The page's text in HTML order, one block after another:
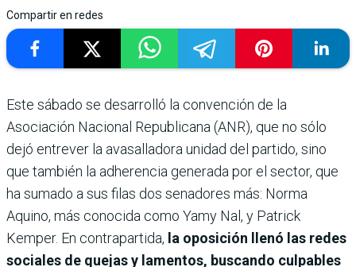
Compartir en redes
Este sábado se desarrolló la convención de la
Asociación Nacional Republicana (ANR), que no sólo
dejó entrever la avasalladora unidad del partido, sino
que también la adherencia generada por el sector, que
ha sumado a sus filas dos senadores más: Norma
Aquino, más conocida como Yamy Nal, y Patrick
Kemper. En contrapartida, la oposición llenó las redes
sociales de quejas y lamentos, buscando culpables